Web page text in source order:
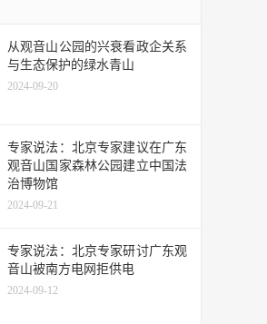
从观音山公园的兴衰看政企关系
与生态保护的绿水青山
2024-09-20
专家说法：北京专家建议在广东
观音山国家森林公园建立中国法
治博物馆
2024-09-21
专家说法：北京专家研讨广东观
音山被南方电网拒供电
2024-09-12